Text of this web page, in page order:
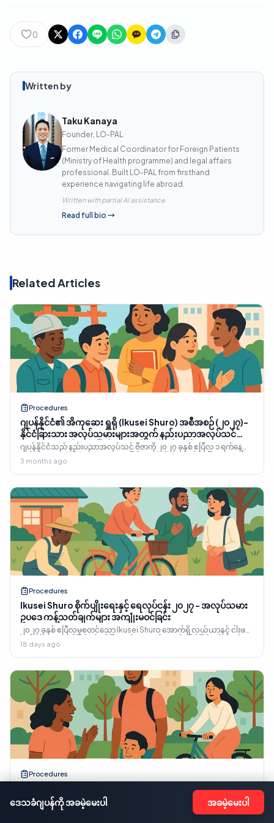
0
Written by
Taku Kanaya
Founder, LO-PAL
Former Medical Coordinator for Foreign Patients
(Ministry of Health programme) and legal affairs
professional. Built LO-PAL from firsthand
experience navigating life abroad.
Written with partial AI assistance
Read full bio →
Related Articles
Procedures
ဂျပန်နိုင်ငံ၏ အိကုဆေး ရှူရို (Ikusei Shuro) အစီအစဉ် (၂၀၂၇)-
နိုင်ငံခြားသား အလုပ်သမားများအတွက် နည်းပညာအလုပ်သင်
အစားထိုးမှုဆိုင်ရာ အပြည့်အစုံ လမ်းညွှန်
ဂျပန်နိုင်ငံသည် နည်းပညာအလုပ်သင် ဗီဇာကို ၂၀၂၇ ခုနှစ် ဧပြီလ ၁ ရက်နေ့
အလုပ်သမားများအတွက် ၂၀၂၆ ခုနှစ် ပြည့်စုံသော လမ်းညွှန်- ကဏ္ဍ ၁၇ ခု၊
ပြောင်းရွှေ့ရေး စည်းမျဉ်းများ၊ A1 ဂျပန်ဘာသာစကား လိုအပ်ချက်၊
SSW1/SSW2 လမ်းကြောင်းနှင့် လက်ရှိ အလုပ်သင်အများစု လစ်လျူရှုထား
သည့် ၂၀၂၆ ခုနှစ် ဧပြီလ ၁ ရက်နေ့ နောက်ဆုံးသတ်မှတ်ရက်။
3 months ago
Procedures
Ikusei Shuro စိုက်ပျိုးရေးနှင့် ရေလုပ်ငန်း ၂၀၂၇ - အလုပ်သမား
ဥပဒေ ကန့်သတ်ချက်များ အကျုံးမဝင်ခြင်း
၂၀၂၇ ခုနှစ် ဧပြီလမှစတင်သော Ikusei Shuro အောက်ရှိ လယ်ယာနှင့် ငါးဖမ်း
အလုပ်ချိန်သည် သင့်အပေါ် ဥပဒေအရ အဘယ်ကြောင့် အကျုံးမဝင်ကြောင်း။
18 days ago
Procedures
育成就労 (Ikusei Shuro) မှ အမြဲတမ်းနေထိုင်ခွင့်ရရှိခြင်း- ၁၈ နှစ်
မဟုတ်ဘဲ ၁၃ နှစ်ခန့်သာ
၂၀၂၇ ခုနှစ် 育成就労 မှ 永住 သို့- ISA ၏ ကိုယ်ပိုင် စည်းမျဉ်းများအရ ၁၃ နှစ်
ဒေသခံဂျပန်ကို အခမဲ့မေးပါ အခမဲ့မေးပါ